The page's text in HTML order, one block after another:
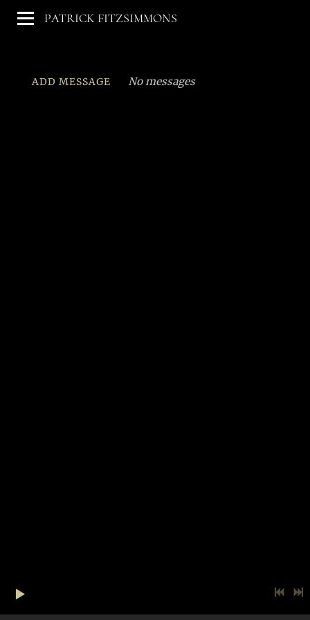
PATRICK FITZSIMMONS
ADD MESSAGE No messages